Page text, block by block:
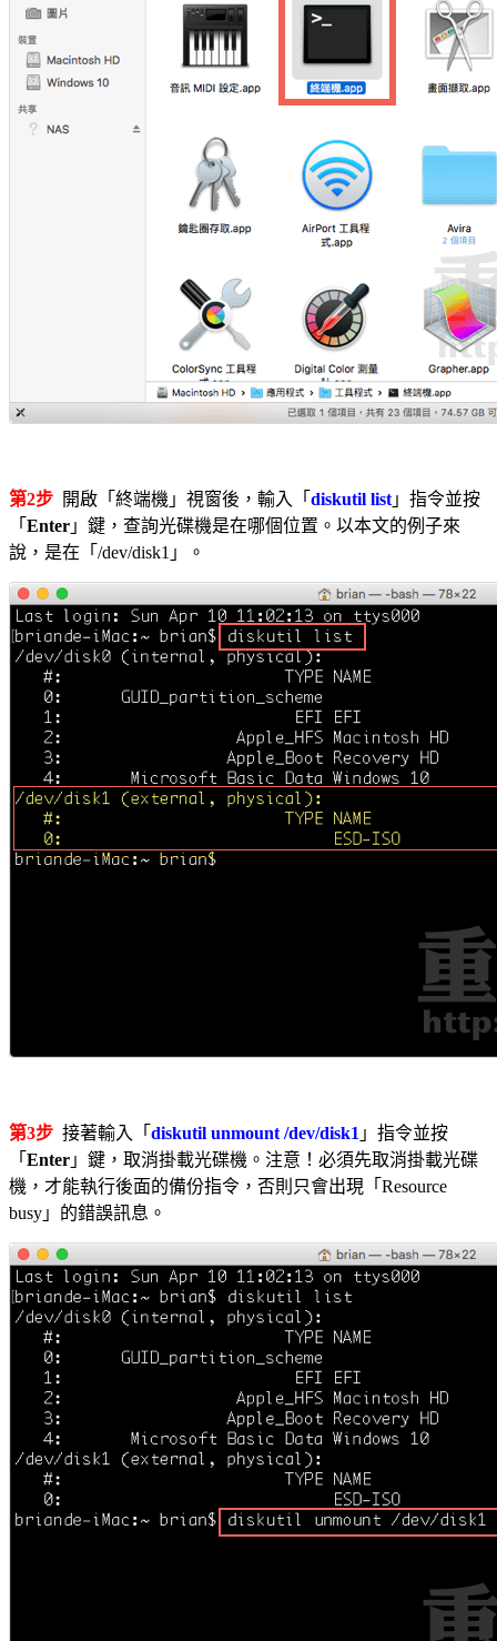
第2步 開啟「終端機」視窗後，輸入「 diskutil list 」指令並按
「 Enter 」鍵，查詢光碟機是在哪個位置。以本文的例子來
說，是在「/dev/disk1」。
第3步 接著輸入「 diskutil unmount /dev/disk1 」指令並按
「 Enter 」鍵，取消掛載光碟機。注意！必須先取消掛載光碟
機，才能執行後面的備份指令，否則只會出現「Resource
busy」的錯誤訊息。